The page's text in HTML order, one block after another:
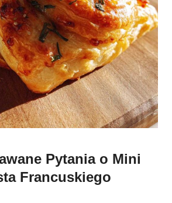
Pytania o Mini
Francuskiego